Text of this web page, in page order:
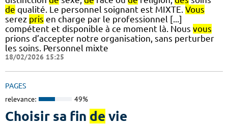
de qualité. Le personnel soignant est MIXTE. Vous
serez pris en charge par le professionnel [...]
compétent et disponible à ce moment là. Nous vous
prions d’accepter notre organisation, sans perturber
les soins. Personnel mixte
18/02/2026 15:25
PAGES
relevance: 49%
Choisir sa fin de vie